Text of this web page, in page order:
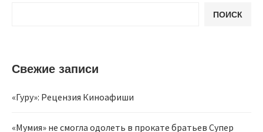
ПОИСК
Свежие записи
«Гуру»: Рецензия Киноафиши
«Мумия» не смогла одолеть в прокате братьев Супер